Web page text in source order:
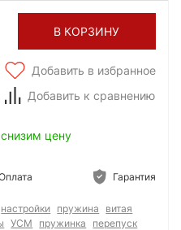
В КОРЗИНУ
Добавить в избранное
Добавить к сравнению
цену
Гарантия
настройки пружина
витая
УСМ пружинка
перепуск